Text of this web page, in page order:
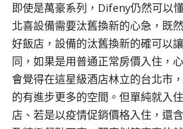
即使是萬豪系列，Difeny仍然可以
北喜設備需要汰舊換新的心急，既
好飯店，設備的汰舊換新的確可以
同，如果是用普通正常房價入住，
會覺得在這星級酒店林立的台北市
的有進步更多的空間。但單純就入
店、若是以疫情促銷價格入住，還